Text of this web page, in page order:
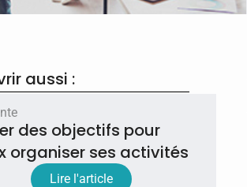
aussi :
des objectifs pour
organiser ses activités
Lire l'article